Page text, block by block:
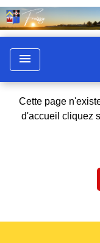
menu
Cette page
d'accueil cliquez